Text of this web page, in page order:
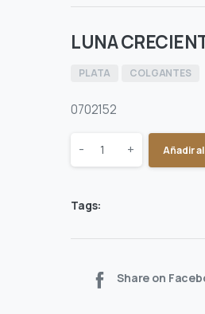
LUNA
PLATA COLGANTES
0702152
Quantity
- + Añadir
Tags:
Share on